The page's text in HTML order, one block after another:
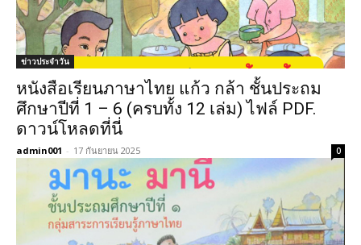
ข่าวประจำวัน
หนังสือเรียนภาษาไทย แก้ว กล้า ชั้นประถม
ศึกษาปีที่ 1 – 6 (ครบทั้ง 12 เล่ม) ไฟล์ PDF.
ดาวน์โหลดที่นี่
admin001 - 17 กันยายน 2025 0